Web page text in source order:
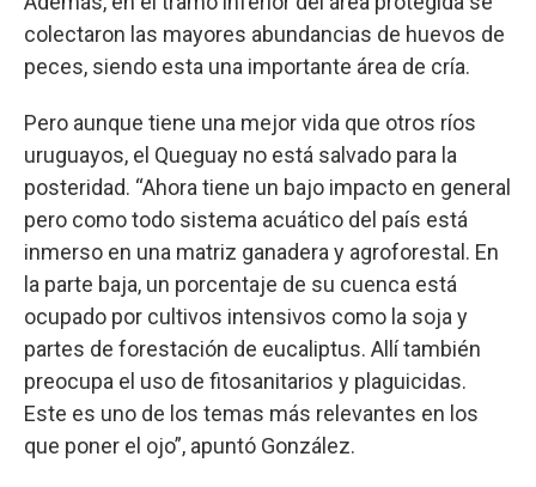
colectaron las mayores abundancias de huevos de
peces, siendo esta una importante área de cría.
Pero aunque tiene una mejor vida que otros ríos
uruguayos, el Queguay no está salvado para la
posteridad. “Ahora tiene un bajo impacto en general
pero como todo sistema acuático del país está
inmerso en una matriz ganadera y agroforestal. En
la parte baja, un porcentaje de su cuenca está
ocupado por cultivos intensivos como la soja y
partes de forestación de eucaliptus. Allí también
preocupa el uso de fitosanitarios y plaguicidas.
Este es uno de los temas más relevantes en los
que poner el ojo”, apuntó González.